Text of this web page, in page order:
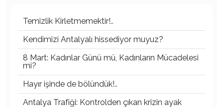
Temizlik Kirletmemektir!..
Kendimizi Antalyalı hissediyor muyuz?
8 Mart: Kadınlar Günü mü, Kadınların Mücadelesi
mi?
Hayır işinde de bölündük!..
Antalya Trafiği: Kontrolden çıkan krizin ayak